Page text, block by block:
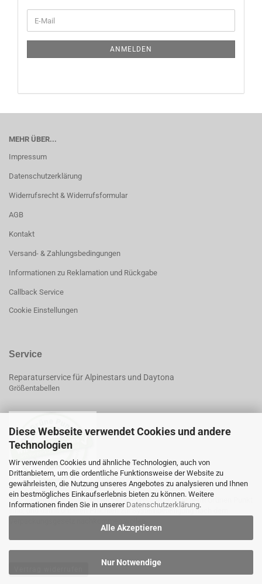
Diese Webseite verwendet Cookies und andere
Technologien
Wir verwenden Cookies und ähnliche Technologien, auch von
Drittanbietern, um die ordentliche Funktionsweise der Website zu
gewährleisten, die Nutzung unseres Angebotes zu analysieren und Ihnen
ein bestmögliches Einkaufserlebnis bieten zu können. Weitere
Informationen finden Sie in unserer Datenschutzerklärung.
Alle Akzeptieren
Nur Notwendige
ZUR
E-
Mail
ANMELDEN
MEHR ÜBER...
Impressum
Datenschutzerklärung
Widerrufsrecht & Widerrufsformular
AGB
Kontakt
Versand- & Zahlungsbedingungen
Informationen zu Reklamation und Rückgabe
Callback Service
Cookie Einstellungen
Service
Reparaturservice für Alpinestars und Daytona
Größentabellen
*Mit diesem Logo möchten wir zeigen, dass wir Kunde beim Grünen Punkt
sind, und damit unseren Pflichten zur Systembeteiligung nach dem